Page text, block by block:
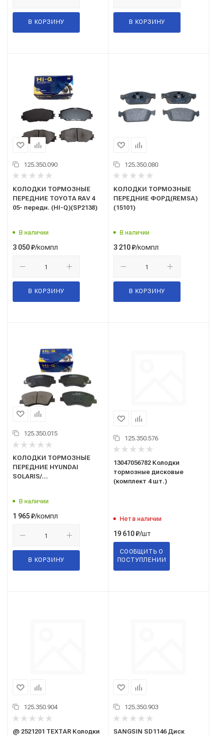
В КОРЗИНУ В КОРЗИНУ
125.350.090
КОЛОДКИ ТОРМОЗНЫЕ
ПЕРЕДНИЕ TOYOTA RAV 4
05- передн. (HI-Q)(SP2138)
В наличии
3 050₽/компл
В КОРЗИНУ
125.350.080
КОЛОДКИ ТОРМОЗНЫЕ
ПЕРЕДНИЕ ФОРД(REMSA)
(15101)
В наличии
3 210₽/компл
В КОРЗИНУ
125.350.015
КОЛОДКИ ТОРМОЗНЫЕ
ПЕРЕДНИЕ HYUNDAI
SOLARIS/
В наличии
1 965₽/компл
В КОРЗИНУ
125.350.576
13047056782 Колодки
тормозные дисковые
(комплект 4 шт.)
Нет в наличии
19 610₽/шт
СООБЩИТЬ О
ПОСТУПЛЕНИИ
125.350.904
@ 2521201 TEXTAR Колодки
125.350.903
SANGSIN SD1146 Диск